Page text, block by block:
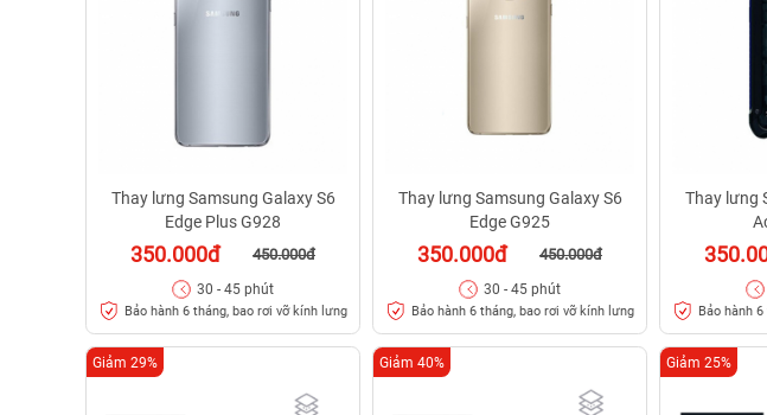
Thay lưng Samsung Galaxy S6
Edge Plus G928
350.000đ 450.000đ
30 - 45 phút
Bảo hành 6 tháng, bao rơi vỡ kính lưng
Thay lưng Samsung Galaxy S6
Edge G925
350.000đ 450.000đ
30 - 45 phút
Bảo hành 6 tháng, bao rơi vỡ kính lưng
Thay lưng
Bảo hành
Giảm 29% Giảm 40% Giảm 25%